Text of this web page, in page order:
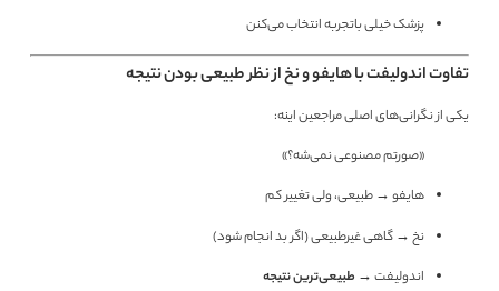
پزشک خیلی باتجربه انتخاب می‌کنن
تفاوت اندولیفت با هایفو و نخ از نظر طبیعی بودن نتیجه
یکی از نگرانی‌های اصلی مراجعین اینه:
«صورتم مصنوعی نمی‌شه؟»
هایفو → طبیعی، ولی تغییر کم
نخ → گاهی غیرطبیعی (اگر بد انجام شود)
اندولیفت → طبیعی‌ترین نتیجه